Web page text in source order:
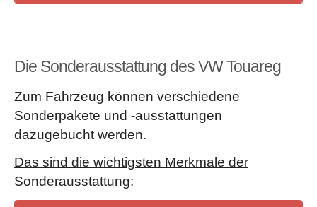
Außenspiegel elektrisch anklapp-, einstell- und
Funktion (ab Ausstattung "Exclusiv")
Fensterheber vorn und hinten elektrisch
Fußraumbeleuchtung & Leseleuchten
hinten
Geschwindigkeitsregelanlage
vom Fahrer gewählte Geschwindigkeit)
Die Sonderausstattung des VW Touareg
Zum Fahrzeug können verschiedene
Sonderpakete und -ausstattungen
dazugebucht werden.
Das sind die wichtigsten Merkmale der
Sonderausstattung: